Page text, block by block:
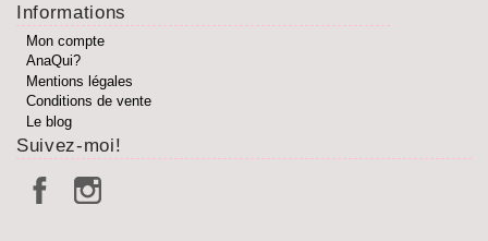
Informations
Mon compte
AnaQui?
Mentions légales
Conditions de vente
Le blog
Suivez-moi!